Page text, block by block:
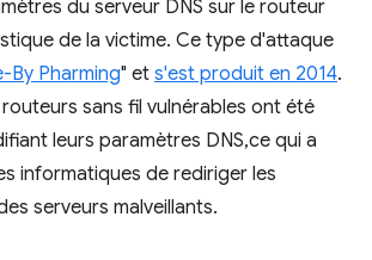
du serveur DNS sur le routeur
de la victime. Ce type d'attaque
By Pharming" et s'est produit en 2014.
sans fil vulnérables ont été
leurs paramètres DNS,ce qui a
informatiques de rediriger les
serveurs malveillants.